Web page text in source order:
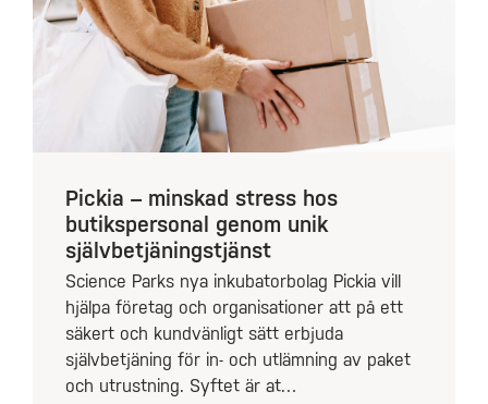
Pickia – minskad stress hos
butikspersonal genom unik
självbetjäningstjänst
Science Parks nya inkubatorbolag Pickia vill
hjälpa företag och organisationer att på ett
säkert och kundvänligt sätt erbjuda
självbetjäning för in- och utlämning av paket
och utrustning. Syftet är at…